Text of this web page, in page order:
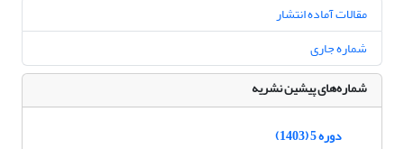
مقالات آماده انتشار
شماره جاری
شماره‌های پیشین نشریه
دوره 5 (1403)